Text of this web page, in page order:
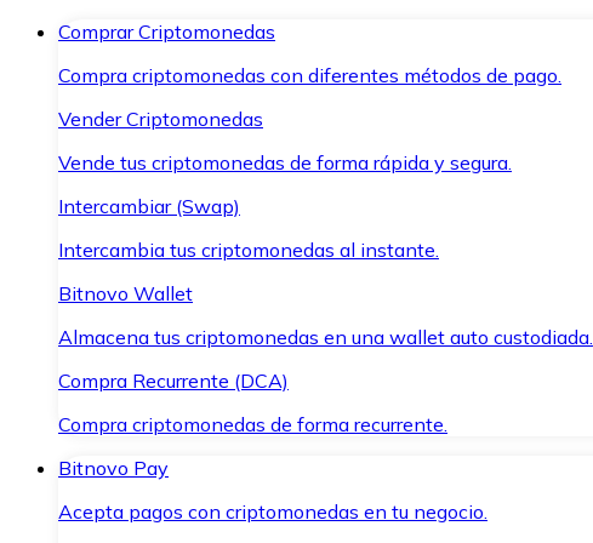
Comprar Criptomonedas
Compra criptomonedas con diferentes métodos de pago.
Vender Criptomonedas
Vende tus criptomonedas de forma rápida y segura.
Intercambiar (Swap)
Intercambia tus criptomonedas al instante.
Bitnovo Wallet
Almacena tus criptomonedas en una wallet auto custodiada.
Compra Recurrente (DCA)
Compra criptomonedas de forma recurrente.
Bitnovo Pay
Acepta pagos con criptomonedas en tu negocio.